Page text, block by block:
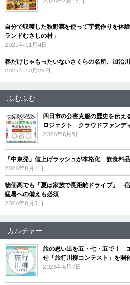
自分で収穫した秋野菜を使って芋煮作りを体
ランドむさしの村」
2025年11月4日
春だけじゃもったいないさくらの名所、加治
2025年10月23日
ふむふむ
四日市の公害克服の歴史を伝え
ロジェクト クラウドファンデ
2026年8月5日
「中東発」値上げラッシュが本格化 飲食料
2026年8月4日
物価高でも「夏は家族で長距離ドライブ」
猛暑への備えも必須
2026年8月3日
カルチャー
旅の思い出を五・七・五で！
せ「旅行川柳コンテスト」を開
2026年8月7日